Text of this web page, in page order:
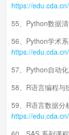
https://
55、Python数据
56、Python学术
https://
57、Python自动
58、R语言编程与
59、R语言数据分
https://